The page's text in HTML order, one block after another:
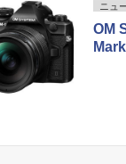
ニュ
OM